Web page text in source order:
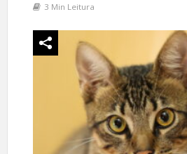
3 Min Leitura